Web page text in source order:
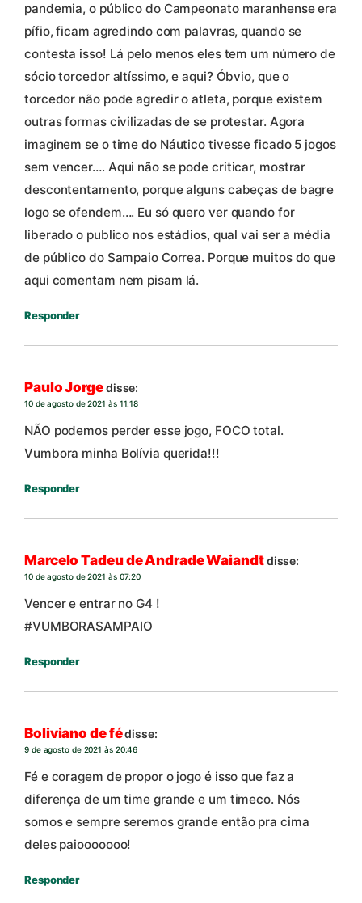
pandemia, o público do Campeonato maranhense era
pífio, ficam agredindo com palavras, quando se
contesta isso! Lá pelo menos eles tem um número de
sócio torcedor altíssimo, e aqui? Óbvio, que o
torcedor não pode agredir o atleta, porque existem
outras formas civilizadas de se protestar. Agora
imaginem se o time do Náutico tivesse ficado 5 jogos
sem vencer…. Aqui não se pode criticar, mostrar
descontentamento, porque alguns cabeças de bagre
logo se ofendem…. Eu só quero ver quando for
liberado o publico nos estádios, qual vai ser a média
de público do Sampaio Correa. Porque muitos do que
aqui comentam nem pisam lá.
Responder
Paulo Jorgedisse:
10 de agosto de 2021 às 11:18
NÃO podemos perder esse jogo, FOCO total.
Vumbora minha Bolívia querida!!!
Responder
Marcelo Tadeu de Andrade Waiandtdisse:
10 de agosto de 2021 às 07:20
Vencer e entrar no G4 !
#VUMBORASAMPAIO
Responder
Boliviano de fédisse:
9 de agosto de 2021 às 20:46
Fé e coragem de propor o jogo é isso que faz a
diferença de um time grande e um timeco. Nós
somos e sempre seremos grande então pra cima
deles paiooooooo!
Responder